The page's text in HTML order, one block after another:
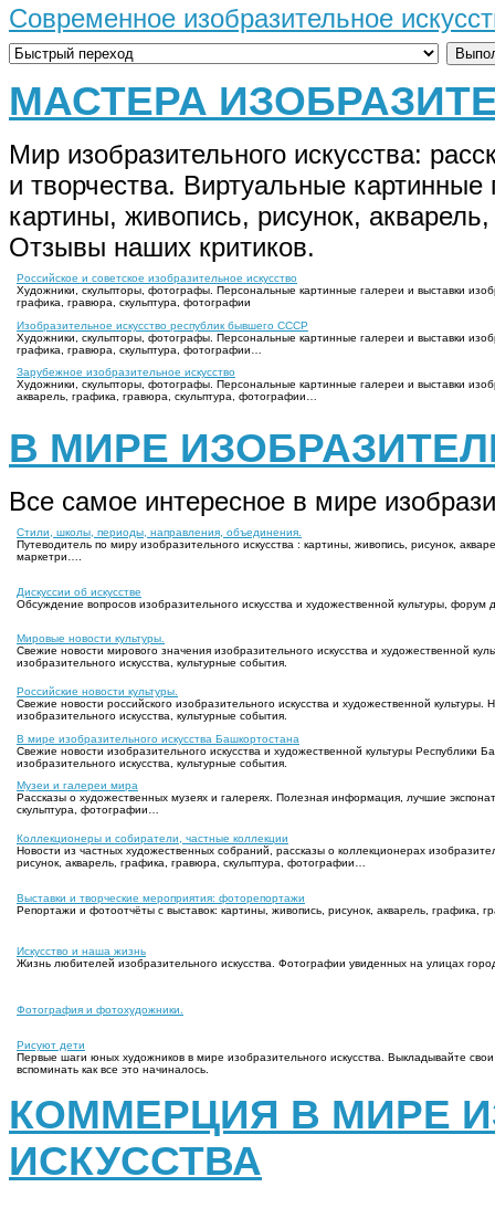
Современное изобразительное
МАСТЕРА
Мир изобразительного искусства:
и творчества. Виртуальные картинные
картины, живопись, рисунок,
Отзывы наших критиков.
Российское и советское изобразительное искусство
Художники, скульпторы, фотографы. Персональные картинные галереи и выставки
графика, гравюра, скульптура, фотографии
Изобразительное искусство республик бывшего СССР
Художники, скульпторы, фотографы. Персональные картинные галереи и выставки
графика, гравюра, скульптура, фотографии…
Зарубежное изобразительное искусство
Художники, скульпторы, фотографы. Персональные картинные галереи и выставки
акварель, графика, гравюра, скульптура, фотографии…
В МИРЕ
Все самое интересное в мире
Стили, школы, периоды, направления, объединения.
Путеводитель по миру изобразительного искусства : картины, живопись, рисунок,
маркетри….
Дискуссии об искусстве
Обсуждение вопросов изобразительного искусства и художественной культуры, форум
Мировые новости культуры.
Свежие новости мирового значения изобразительного искусства и художественной
изобразительного искусства, культурные события.
Российские новости культуры.
Свежие новости российского изобразительного искусства и художественной
изобразительного искусства, культурные события.
В мире изобразительного искусства Башкортостана
Свежие новости изобразительного искусства и художественной культуры Республики
изобразительного искусства, культурные события.
Музеи и галереи мира
Рассказы о художественных музеях и галереях. Полезная информация, лучшие
скульптура, фотографии…
Коллекционеры и собиратели, частные коллекции
Новости из частных художественных собраний, рассказы о коллекционерах
рисунок, акварель, графика, гравюра, скульптура, фотографии…
Выставки и творческие мероприятия: фоторепортажи
Репортажи и фотоотчёты с выставок: картины, живопись, рисунок, акварель, графика,
Искусство и наша жизнь
Жизнь любителей изобразительного искусства. Фотографии увиденных на улицах
Фотография и фотохудожники.
Рисуют дети
Первые шаги юных художников в мире изобразительного искусства. Выкладывайте
вспоминать как все это начиналось.
КОММЕРЦИЯ В МИРЕ
ИСКУССТВА